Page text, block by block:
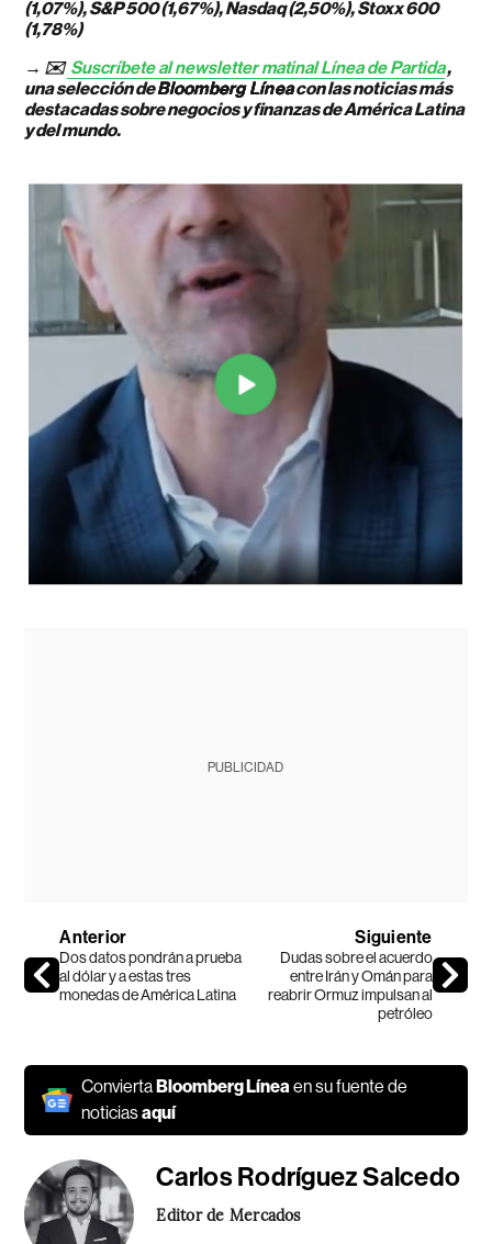
(1,07%), S&P 500 (1,67%), Nasdaq (2,50%), Stoxx 600
(1,78%)
→ ✉️ Suscríbete al newsletter matinal Línea de Partida,
una selección deBloomberg Líneacon las noticias más
destacadas sobre negocios y finanzas de América Latina
y del mundo.
PUBLICIDAD
Anterior
Dos datos pondrán a prueba
al dólar y a estas tres
monedas de América Latina
Siguiente
Dudas sobre el acuerdo
entre Irán y Omán para
reabrir Ormuz impulsan al
petróleo
ConviertaBloomberg Líneaen su fuente de
noticiasaquí
Carlos Rodríguez Salcedo
Editor de Mercados